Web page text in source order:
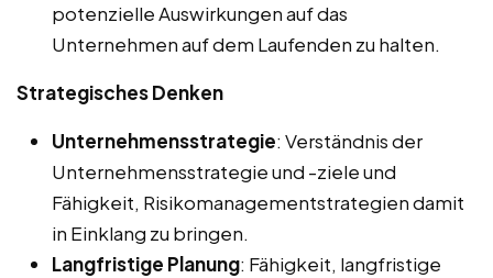
potenzielle Auswirkungen auf das
Unternehmen auf dem Laufenden zu halten.
Strategisches Denken
Unternehmensstrategie: Verständnis der
Unternehmensstrategie und -ziele und
Fähigkeit, Risikomanagementstrategien damit
in Einklang zu bringen.
Langfristige Planung: Fähigkeit, langfristige